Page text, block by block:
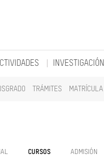
TRÁMITES MATRÍCULA
INVESTIGACIÓN
CURSOS ADMISIÓN